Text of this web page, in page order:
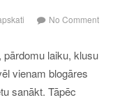
No Comment
laiku, klusu
vienam blogāres
sanākt. Tāpēc